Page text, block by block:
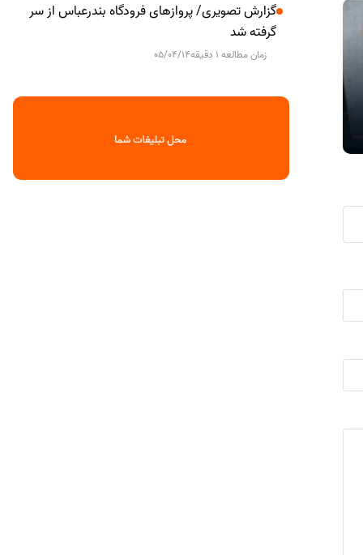
سیاسی
فرماندار
سیاسی
جنایات آمریکا اعتبار نهادهای بین‌المللی را
زیر سوال برده است
گزارش تصویری/ پروازهای فرودگاه بندرعباس از سر
گرفته شد
زمان مطالعه 1 دقیقه 05/04/14